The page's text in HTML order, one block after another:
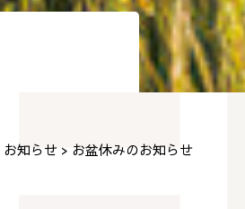
お知らせ> お盆休みのお知らせ